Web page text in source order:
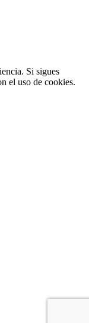
Si sigues
el uso de cookies.